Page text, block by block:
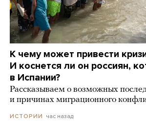
К чему может привести
И коснется ли он россиян,
в Испании?
Рассказываем о возможных
и причинах миграционного
ИСТОРИИ час назад